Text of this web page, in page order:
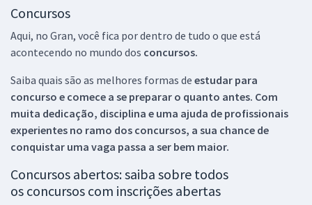
Concursos
Aqui, no Gran, você fica por dentro de tudo o que está
acontecendo no mundo dos concursos.
Saiba quais são as melhores formas de estudar para
concurso e comece a se preparar o quanto antes. Com
muita dedicação, disciplina e uma ajuda de profissionais
experientes no ramo dos concursos, a sua chance de
conquistar uma vaga passa a ser bem maior.
Concursos abertos: saiba sobre todos
os concursos com inscrições abertas